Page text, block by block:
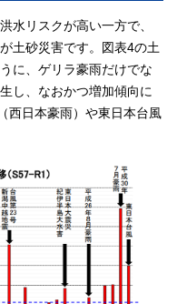
水リスクが高い一方で、
土砂災害です。図表4の土
に、ゲリラ豪雨だけでな
し、なおかつ増加傾向に
西日本豪雨）や東日本台風